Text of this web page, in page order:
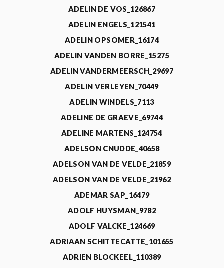
ADELIN DE VOS_126867
ADELIN ENGELS_121541
ADELIN OPSOMER_16174
ADELIN VANDEN BORRE_15275
ADELIN VANDERMEERSCH_29697
ADELIN VERLEYEN_70449
ADELIN WINDELS_7113
ADELINE DE GRAEVE_69744
ADELINE MARTENS_124754
ADELSON CNUDDE_40658
ADELSON VAN DE VELDE_21859
ADELSON VAN DE VELDE_21962
ADEMAR SAP_16479
ADOLF HUYSMAN_9782
ADOLF VALCKE_124669
ADRIAAN SCHITTECATTE_101655
ADRIEN BLOCKEEL_110389